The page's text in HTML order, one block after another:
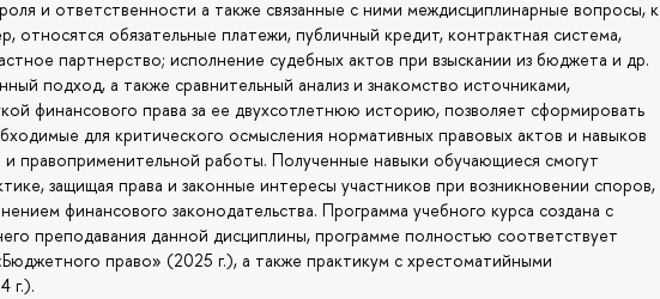
и ответственности а также связанные с ними междисциплинарные вопросы, к
относятся обязательные платежи, публичный кредит, контрактная система,
партнерство; исполнение судебных актов при взыскании из бюджета и др.
подход, а также сравнительный анализ и знакомство источниками,
финансового права за ее двухсотлетнюю историю, позволяет сформировать
для критического осмысления нормативных правовых актов и навыков
правоприменительной работы. Полученные навыки обучающиеся смогут
защищая права и законные интересы участников при возникновении споров,
финансового законодательства. Программа учебного курса создана с
преподавания данной дисциплины, программе полностью соответствует
право» (2025 г.), а также практикум с хрестоматийными
г.).